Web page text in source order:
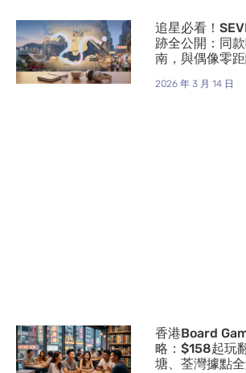
追星必看！
跡全公開：同
南，與偶像零距
2026 年 3 月 14 日
香港Board
略：$158起玩
塘、荃灣據點全